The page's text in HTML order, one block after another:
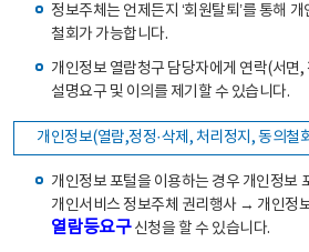
정보주체는 언제든지 ‘회원탈퇴’를 통해
철회가 가능합니다.
개인정보 열람청구 담당자에게 연락(서면,
설명요구 및 이의를 제기할 수 있습니다.
개인정보(열람,정정·삭제, 처리정지, 동의철
개인정보 포털을 이용하는 경우 개인정
개인서비스 정보주체 권리행사 → 개인정
열람등요구신청을 할 수 있습니다.